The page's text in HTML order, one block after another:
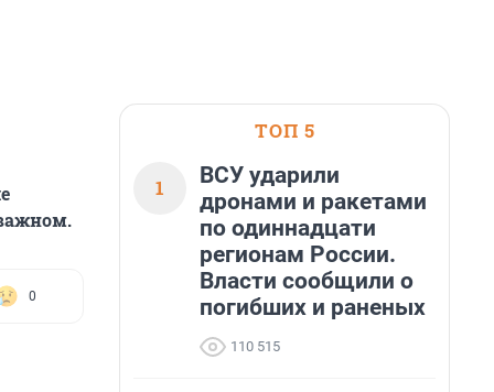
0
ТОП 5
1
ВСУ ударили
дронами и ракетами
по одиннадцати
регионам России.
Власти сообщили о
погибших и раненых
110 515